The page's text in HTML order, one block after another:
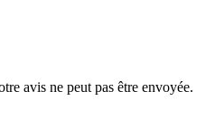
avis ne peut pas être envoyée.